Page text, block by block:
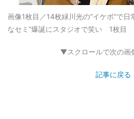
画像1枚目／14枚緑川光の“イケボ”で
なセミ”爆誕にスタジオで笑い 1枚目
▼スクロールで次の画
記事に戻る